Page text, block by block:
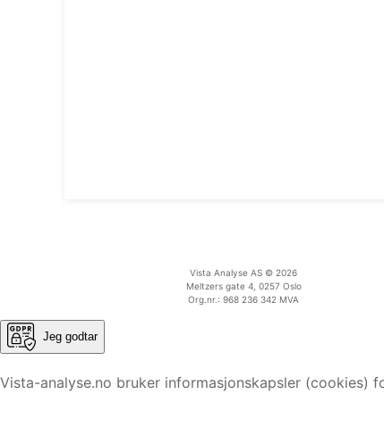
Vista Analyse AS © 2026
Meltzers gate 4, 0257 Oslo
Org.nr.: 968 236 342 MVA
Jeg godtar
Vista-analyse.no bruker informasjonskapsler (cookies)